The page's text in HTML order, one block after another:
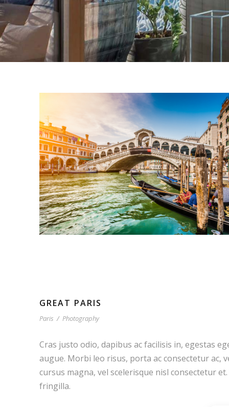
GREAT PARIS
Paris / Photography
Cras justo odio, dapibus ac facilisis in, egestas
augue. Morbi leo risus, porta ac consectetur ac,
cursus magna, vel scelerisque nisl consectetur
fringilla.